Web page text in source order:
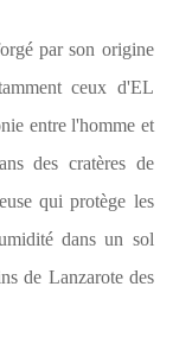
par son origine
ceux d'EL
entre l'homme et
des cratères de
qui protège les
dans un sol
de Lanzarote des